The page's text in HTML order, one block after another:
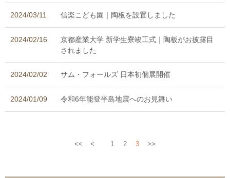
2024/03/11 信楽こども園｜陶板を設置しました
2024/02/16
京都産業大学 新学生寮竣工式｜陶板がお披露目
されました
2024/02/02 サム・フォールズ 日本初個展開催
2024/01/09 令和6年能登半島地震へのお見舞い
<< < 1 2 3 >>